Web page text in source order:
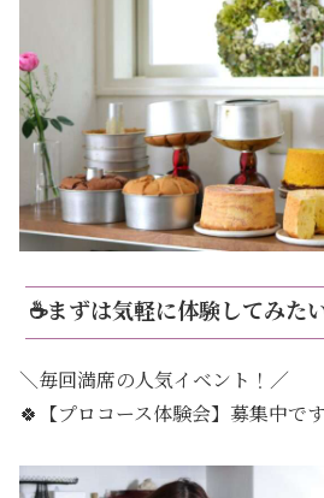
☕まずは気軽に体験してみた
＼毎回満席の人気イベント！／
🍀【プロコース体験会】募集中です